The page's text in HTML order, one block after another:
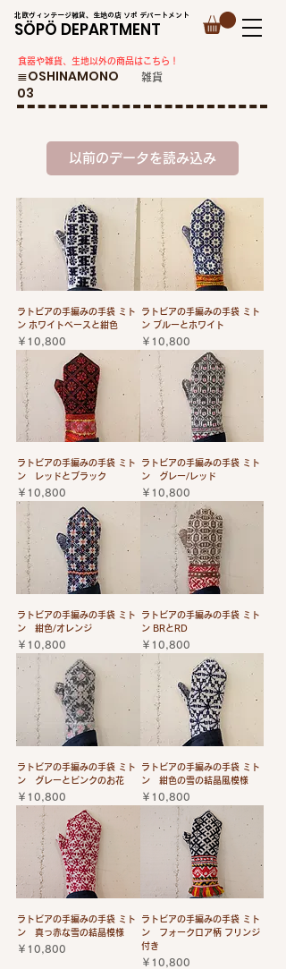
北欧ヴィンテージ雑貨、生地の店 ソポ デパートメント
SÖPÖ DEPARTMENT
​≣OSHINAMONO
03
​食器や雑貨、生地以外の商品はこちら！
​雑貨
以前のデータを読み込み
ラトビアの手編みの手袋 ミト
ン ホワイトベースと紺色
価格
￥10,800
ラトビアの手編みの手袋 ミト
ン ブルーとホワイト
価格
￥10,800
ラトビアの手編みの手袋 ミト
ン レッドとブラック
価格
￥10,800
ラトビアの手編みの手袋 ミト
ン グレー/レッド
価格
￥10,800
ラトビアの手編みの手袋 ミト
ン 紺色/オレンジ
価格
￥10,800
ラトビアの手編みの手袋 ミト
ン BRとRD
価格
￥10,800
ラトビアの手編みの手袋 ミト
ン グレーとピンクのお花
価格
￥10,800
ラトビアの手編みの手袋 ミト
ン 紺色の雪の結晶風模様
価格
￥10,800
ラトビアの手編みの手袋 ミト
ン 真っ赤な雪の結晶模様
価格
￥10,800
ラトビアの手編みの手袋 ミト
ン フォークロア柄 フリンジ
付き
価格
￥10,800